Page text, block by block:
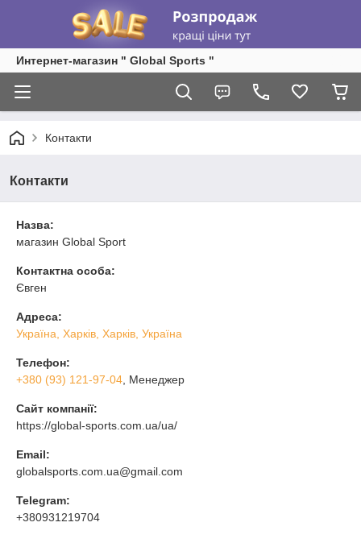
Интернет-магазин " Global Sports "
Контакти
Контакти
Назва:
магазин Global Sport
Контактна особа:
Євген
Адреса:
Україна, Харків, Харків, Україна
Телефон:
+380 (93) 121-97-04 , Менеджер
Сайт компанії:
https://global-sports.com.ua/ua/
Email:
globalsports.com.ua@gmail.com
Telegram:
+380931219704